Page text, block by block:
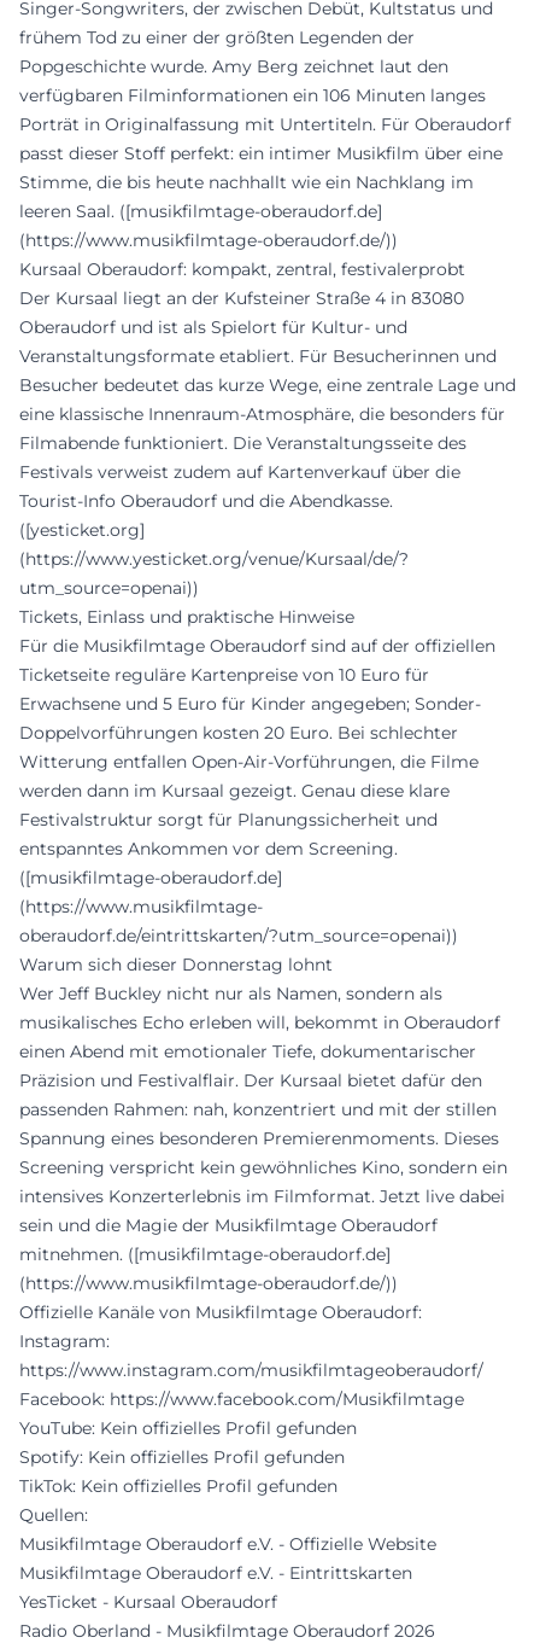
Singer-Songwriters, der zwischen Debüt, Kultstatus und
frühem Tod zu einer der größten Legenden der
Popgeschichte wurde. Amy Berg zeichnet laut den
verfügbaren Filminformationen ein 106 Minuten langes
Porträt in Originalfassung mit Untertiteln. Für Oberaudorf
passt dieser Stoff perfekt: ein intimer Musikfilm über eine
Stimme, die bis heute nachhallt wie ein Nachklang im
leeren Saal. ([musikfilmtage-oberaudorf.de]
(https://www.musikfilmtage-oberaudorf.de/))
Kursaal Oberaudorf: kompakt, zentral, festivalerprobt
Der Kursaal liegt an der Kufsteiner Straße 4 in 83080
Oberaudorf und ist als Spielort für Kultur- und
Veranstaltungsformate etabliert. Für Besucherinnen und
Besucher bedeutet das kurze Wege, eine zentrale Lage und
eine klassische Innenraum-Atmosphäre, die besonders für
Filmabende funktioniert. Die Veranstaltungsseite des
Festivals verweist zudem auf Kartenverkauf über die
Tourist-Info Oberaudorf und die Abendkasse.
([yesticket.org]
(https://www.yesticket.org/venue/Kursaal/de/?
utm_source=openai))
Tickets, Einlass und praktische Hinweise
Für die Musikfilmtage Oberaudorf sind auf der offiziellen
Ticketseite reguläre Kartenpreise von 10 Euro für
Erwachsene und 5 Euro für Kinder angegeben; Sonder-
Doppelvorführungen kosten 20 Euro. Bei schlechter
Witterung entfallen Open-Air-Vorführungen, die Filme
werden dann im Kursaal gezeigt. Genau diese klare
Festivalstruktur sorgt für Planungssicherheit und
entspanntes Ankommen vor dem Screening.
([musikfilmtage-oberaudorf.de]
(https://www.musikfilmtage-
oberaudorf.de/eintrittskarten/?utm_source=openai))
Warum sich dieser Donnerstag lohnt
Wer Jeff Buckley nicht nur als Namen, sondern als
musikalisches Echo erleben will, bekommt in Oberaudorf
einen Abend mit emotionaler Tiefe, dokumentarischer
Präzision und Festivalflair. Der Kursaal bietet dafür den
passenden Rahmen: nah, konzentriert und mit der stillen
Spannung eines besonderen Premierenmoments. Dieses
Screening verspricht kein gewöhnliches Kino, sondern ein
intensives Konzerterlebnis im Filmformat. Jetzt live dabei
sein und die Magie der Musikfilmtage Oberaudorf
mitnehmen. ([musikfilmtage-oberaudorf.de]
(https://www.musikfilmtage-oberaudorf.de/))
Offizielle Kanäle von Musikfilmtage Oberaudorf:
Instagram:
https://www.instagram.com/musikfilmtageoberaudorf/
Facebook: https://www.facebook.com/Musikfilmtage
YouTube: Kein offizielles Profil gefunden
Spotify: Kein offizielles Profil gefunden
TikTok: Kein offizielles Profil gefunden
Quellen:
Musikfilmtage Oberaudorf e.V. - Offizielle Website
Musikfilmtage Oberaudorf e.V. - Eintrittskarten
YesTicket - Kursaal Oberaudorf
Radio Oberland - Musikfilmtage Oberaudorf 2026